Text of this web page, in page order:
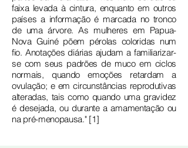
faixa levada à cintura, enquanto em outros
países a informação é marcada no tronco
de uma árvore. As mulheres em Papua-
Nova Guiné põem pérolas coloridas num
fio. Anotações diárias ajudam a familiarizar-
se com seus padrões de muco em ciclos
normais, quando emoções retardam a
ovulação; e em circunstâncias reprodutivas
alteradas, tais como quando uma gravidez
é desejada, ou durante a amamentação ou
na pré-menopausa." [1]